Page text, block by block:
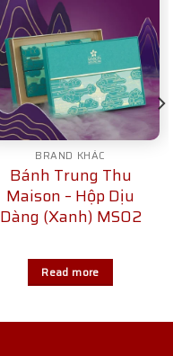
BRAND KHÁC
Bánh Trung Thu
Maison – Hộp Dịu
Dàng (Xanh) MS02
Read more